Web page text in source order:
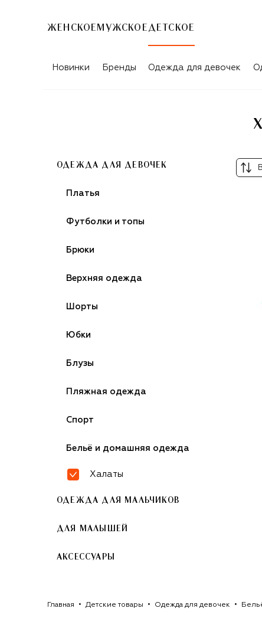
ЖЕНСКОЕ МУЖСКОЕ ДЕТСКОЕ
ХАЛАТЫ OLGA VALENTINE ДЛЯ
Новинки Бренды Одежда для девочек
ОДЕЖДА ДЛЯ ДЕВОЧЕК
Платья
Футболки и топы
Брюки
Верхняя одежда
Шорты
Юбки
Блузы
Пляжная одежда
Спорт
Бельё и домашняя одежда
Халаты
ОДЕЖДА ДЛЯ МАЛЬЧИКОВ
ДЛЯ МАЛЫШЕЙ
АКСЕССУАРЫ
Главная Детские товары Одежда для девочек